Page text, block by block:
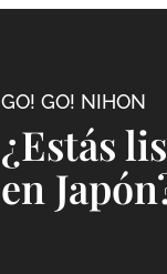
GO! GO! NIHON
¿Estás
en